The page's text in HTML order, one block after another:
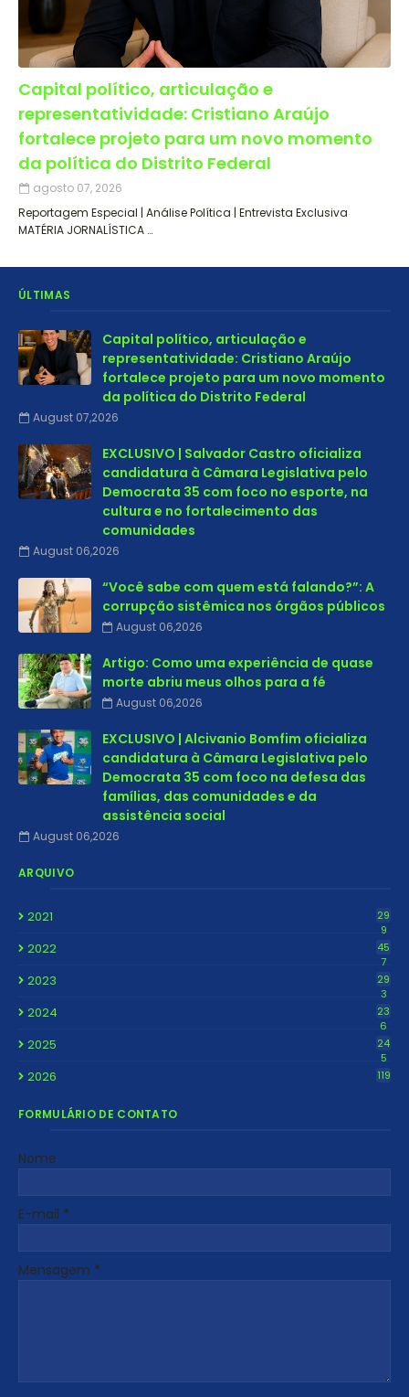
Capital político, articulação e
representatividade: Cristiano Araújo
fortalece projeto para um novo momento
da política do Distrito Federal
agosto 07, 2026
Reportagem Especial | Análise Política | Entrevista Exclusiva
MATÉRIA JORNALÍSTICA …
ÚLTIMAS
Capital político, articulação e
representatividade: Cristiano Araújo
fortalece projeto para um novo momento
da política do Distrito Federal
August 07,2026
EXCLUSIVO | Salvador Castro oficializa
candidatura à Câmara Legislativa pelo
Democrata 35 com foco no esporte, na
cultura e no fortalecimento das
comunidades
August 06,2026
“Você sabe com quem está falando?”: A
corrupção sistêmica nos órgãos públicos
August 06,2026
Artigo: Como uma experiência de quase
morte abriu meus olhos para a fé
August 06,2026
EXCLUSIVO | Alcivanio Bomfim oficializa
candidatura à Câmara Legislativa pelo
Democrata 35 com foco na defesa das
famílias, das comunidades e da
assistência social
August 06,2026
ARQUIVO
2021
29
9
2022
45
7
2023
29
3
2024
23
6
2025
24
5
2026 119
FORMULÁRIO DE CONTATO
Nome
E-mail *
Mensagem *